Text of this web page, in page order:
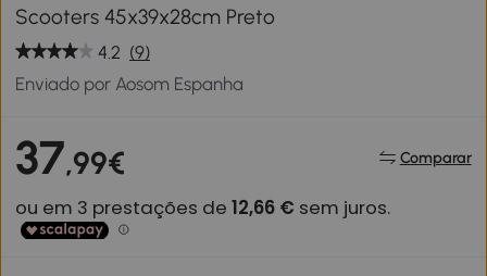
Scooters 45x39x28cm Preto
4.2 (9)
Enviado por Aosom Espanha
37,99€ Comparar